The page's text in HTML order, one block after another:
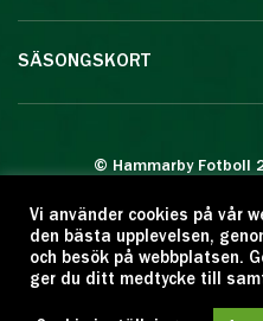
SÄSONGSKORT
© Hammarby Fotboll
Eftertryck eller
Citera oss
Love
Vi använder cookies på vår
den bästa upplevelsen,
och besök på webbplatsen.
ger du ditt medtycke till